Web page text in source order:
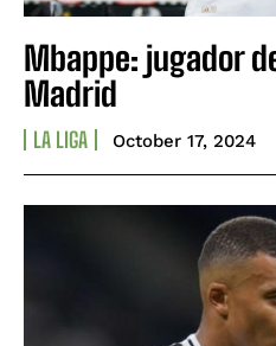
Mbappe: jugador
Madrid
LA LIGA October 17, 2024